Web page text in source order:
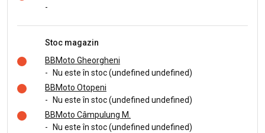
-
Stoc magazin
BBMoto Gheorgheni
-
Nu este în stoc (undefined undefined)
BBMoto Otopeni
-
Nu este în stoc (undefined undefined)
BBMoto Câmpulung M.
-
Nu este în stoc (undefined undefined)